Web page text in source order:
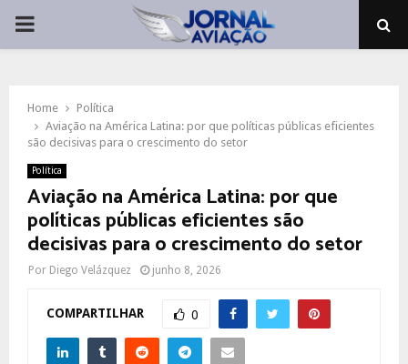
PRIMARY
Home
Política
Aviação na América Latina: por que políticas públicas eficientes
são decisivas para o crescimento do setor
Política
Aviação na América Latina: por que
políticas públicas eficientes são
decisivas para o crescimento do setor
Por Diego Velázquez junho 8, 2026
COMPARTILHAR 0